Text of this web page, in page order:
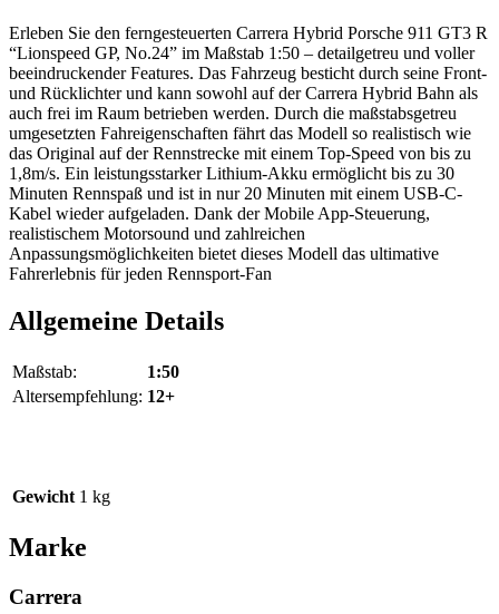
Erleben Sie den ferngesteuerten Carrera Hybrid Porsche 911 GT3 R
“Lionspeed GP, No.24” im Maßstab 1:50 – detailgetreu und voller
beeindruckender Features. Das Fahrzeug besticht durch seine Front-
und Rücklichter und kann sowohl auf der Carrera Hybrid Bahn als
auch frei im Raum betrieben werden. Durch die maßstabsgetreu
umgesetzten Fahreigenschaften fährt das Modell so realistisch wie
das Original auf der Rennstrecke mit einem Top-Speed von bis zu
1,8m/s. Ein leistungsstarker Lithium-Akku ermöglicht bis zu 30
Minuten Rennspaß und ist in nur 20 Minuten mit einem USB-C-
Kabel wieder aufgeladen. Dank der Mobile App-Steuerung,
realistischem Motorsound und zahlreichen
Anpassungsmöglichkeiten bietet dieses Modell das ultimative
Fahrerlebnis für jeden Rennsport-Fan
Allgemeine Details
Maßstab:
1:50
Altersempfehlung: 12+
Gewicht 1 kg
Marke
Carrera